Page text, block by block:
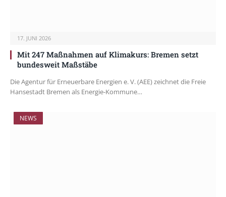
17. JUNI 2026
Mit 247 Maßnahmen auf Klimakurs: Bremen setzt
bundesweit Maßstäbe
Die Agentur für Erneuerbare Energien e. V. (AEE) zeichnet die Freie
Hansestadt Bremen als Energie-Kommune…
NEWS